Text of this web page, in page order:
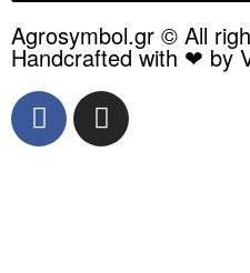
Agrosymbol.gr © All
Handcrafted with ❤ by